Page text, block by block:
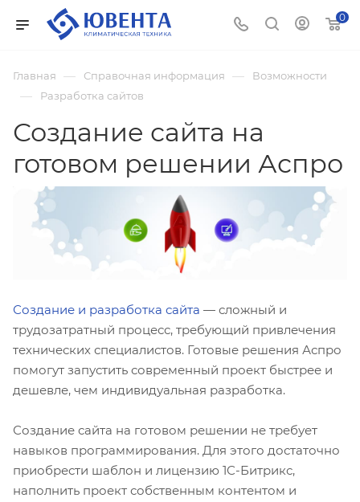
0
Главная — Справочная информация — Возможности
— Разработка сайтов
Создание сайта на
готовом решении Аспро
Создание и разработка сайта — сложный и
трудозатратный процесс, требующий привлечения
технических специалистов. Готовые решения Аспро
помогут запустить современный проект быстрее и
дешевле, чем индивидуальная разработка.
Создание сайта на готовом решении не требует
навыков программирования. Для этого достаточно
приобрести шаблон и лицензию 1С-Битрикс,
наполнить проект собственным контентом и